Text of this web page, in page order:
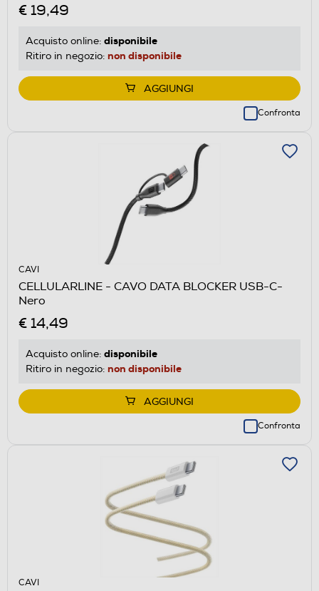
€ 19,49
Acquisto online: disponibile
Ritiro in negozio: non disponibile
AGGIUNGI
Confronta
CAVI
CELLULARLINE - CAVO DATA BLOCKER USB-C-
Nero
€ 14,49
Acquisto online: disponibile
Ritiro in negozio: non disponibile
AGGIUNGI
Confronta
CAVI